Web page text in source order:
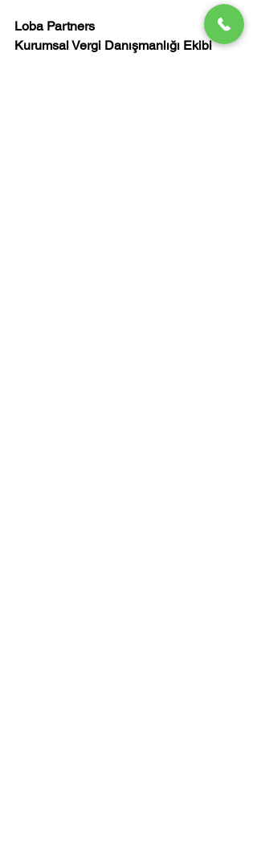
Loba Partners
Kurumsal Vergi Danışmanlığı Ekibi